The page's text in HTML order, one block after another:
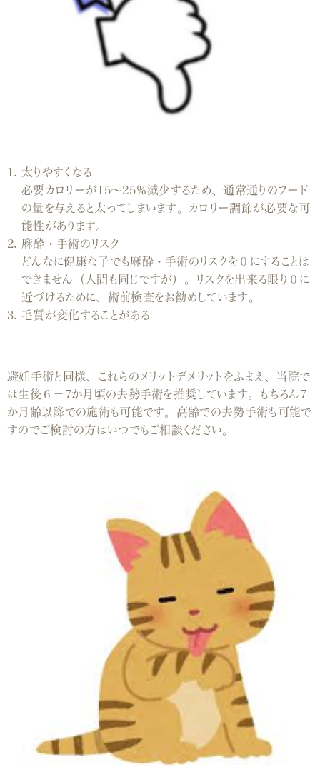
太りやすくなる
必要カロリーが15～25％減少するため、通常通りのフード
の量を与えると太ってしまいます。カロリー調節が必要な可
能性があります。
麻酔・手術のリスク
どんなに健康な子でも麻酔・手術のリスクを０にすることは
できません（人間も同じですが）。リスクを出来る限り０に
近づけるために、術前検査をお勧めしています。
毛質が変化することがある
避妊手術と同様、これらのメリットデメリットをふまえ、当院で
は生後６－7か月頃の去勢手術を推奨しています。もちろん7
か月齢以降での施術も可能です。高齢での去勢手術も可能で
すのでご検討の方はいつでもご相談ください。